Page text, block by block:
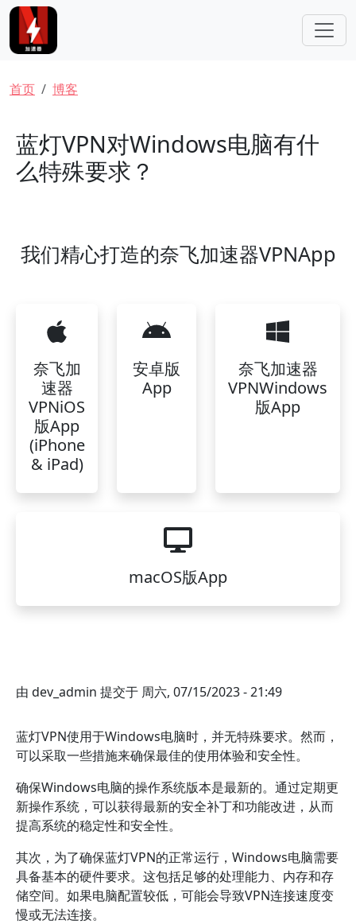
跳转到主要内容
面包屑
首页 博客
蓝灯VPN对Windows电脑有什
么特殊要求？
我们精心打造的奈飞加速器VPNApp
奈飞加
速器
VPNiOS
版App
(iPhone
& iPad)
安卓版
App
奈飞加速器
VPNWindows
版App
macOS版App
由 dev_admin 提交于 周六, 07/15/2023 - 21:49
蓝灯VPN使用于Windows电脑时，并无特殊要求。然而，
可以采取一些措施来确保最佳的使用体验和安全性。
确保Windows电脑的操作系统版本是最新的。通过定期更
新操作系统，可以获得最新的安全补丁和功能改进，从而
提高系统的稳定性和安全性。
其次，为了确保蓝灯VPN的正常运行，Windows电脑需要
具备基本的硬件要求。这包括足够的处理能力、内存和存
储空间。如果电脑配置较低，可能会导致VPN连接速度变
慢或无法连接。